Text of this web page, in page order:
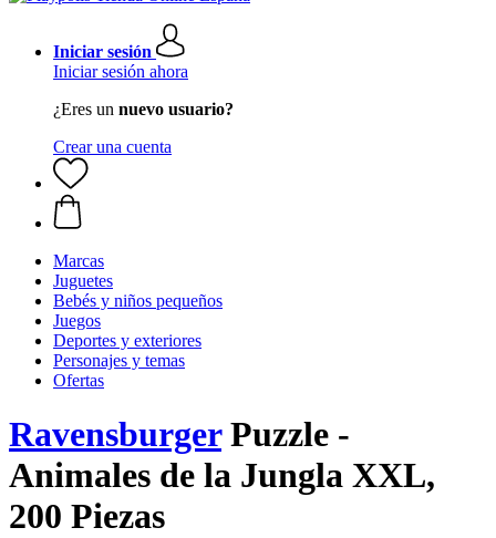
Iniciar sesión
Iniciar sesión ahora
¿Eres un nuevo usuario?
Crear una cuenta
Marcas
Juguetes
Bebés y niños pequeños
Juegos
Deportes y exteriores
Personajes y temas
Ofertas
RavensburgerPuzzle -
Animales de la Jungla XXL,
200 Piezas